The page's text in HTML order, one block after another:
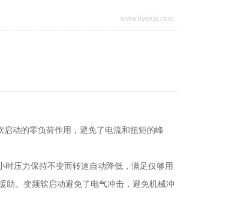
www.liyekyj.com
动的零负荷作用，避免了电流和扭矩的峰
压力保持不变而转速自动降低，满足仅够用
助。变频软启动避免了电气冲击，避免机械冲